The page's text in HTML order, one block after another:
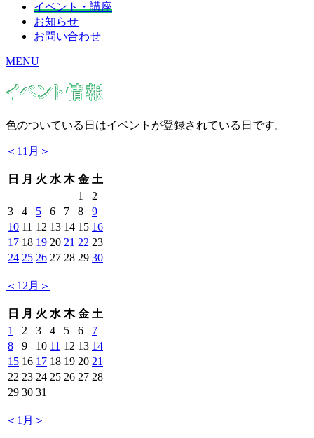
イベント・講座
お知らせ
お問い合わせ
MENU
色のついている日はイベントが登録されている日です。
＜11月＞
日 月 火 水 木 金 土
1
2
3
4 5 6 7 8
9
10 11 12 13 14 15 16
17 18 19 20 21 22 23
24 25 26 27 28 29 30
＜12月＞
日 月 火 水 木 金 土
1
2 3 4 5 6
7
8
9 10 11 12 13 14
15 16 17 18 19 20 21
22 23 24 25 26 27 28
29 30 31
＜1月＞